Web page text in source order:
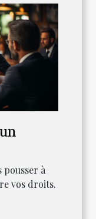
pousser à
vos droits.